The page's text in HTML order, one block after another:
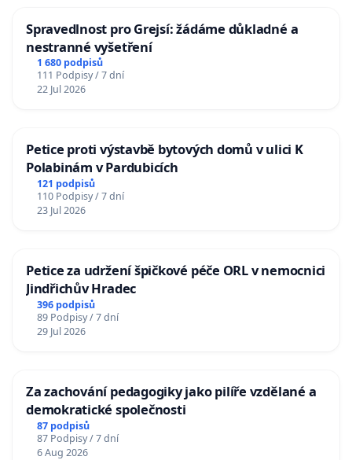
Spravedlnost pro Grejsí: žádáme důkladné a
nestranné vyšetření
1 680 podpisů
111 Podpisy / 7 dní
22 Jul 2026
Petice proti výstavbě bytových domů v ulici K
Polabinám v Pardubicích
121 podpisů
110 Podpisy / 7 dní
23 Jul 2026
Petice za udržení špičkové péče ORL v nemocnici
Jindřichův Hradec
396 podpisů
89 Podpisy / 7 dní
29 Jul 2026
Za zachování pedagogiky jako pilíře vzdělané a
demokratické společnosti
87 podpisů
87 Podpisy / 7 dní
6 Aug 2026